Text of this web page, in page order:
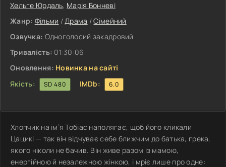
Хельге Юрдаль, Марія Бонневі
Жанр: Фільми /Драма /Сімейний
Озвучка: Одноголосий закадровий
Тривалість: 01:30:06
Оновлення: Новинка на сайті
Якість:
SD 480 IMDb: 6.0
Хлопчик на ім’я Тобіас наполягає, щоб його кликали
Цацикі — так він відчуває себе ближчим до батька, грека,
якого ніколи не бачив. Він живе разом із мамою,
енергійною й незалежною жінкою, і мріє лише про одне: